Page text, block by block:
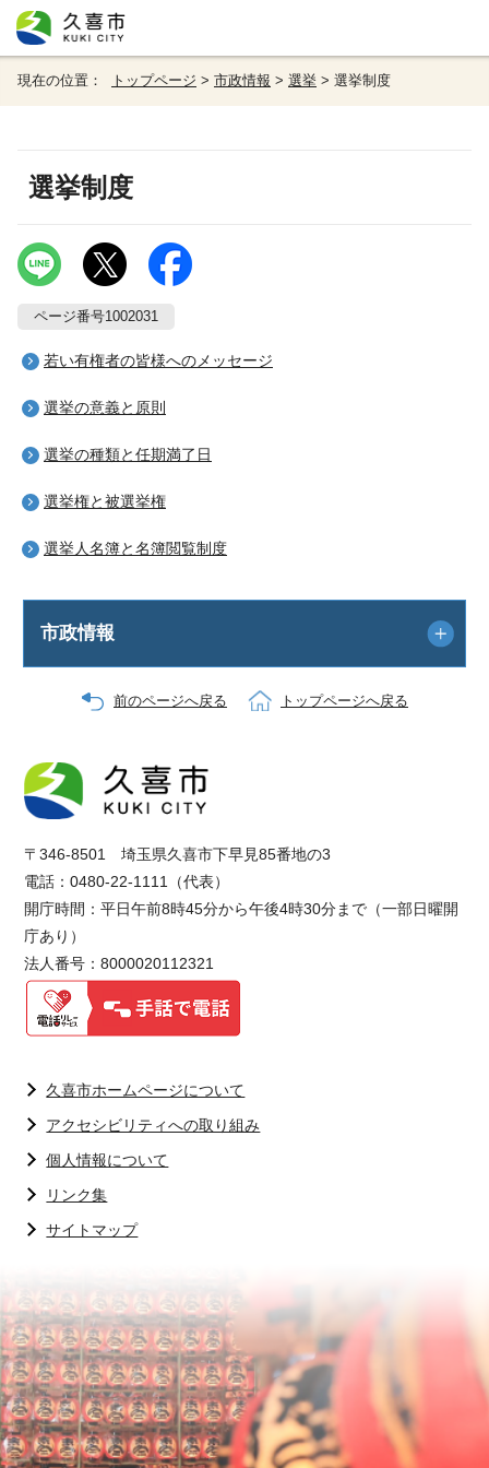
現在の位置： トップページ > 市政情報 > 選挙 > 選挙制度
選挙制度
ページ番号1002031
若い有権者の皆様へのメッセージ
選挙の意義と原則
選挙の種類と任期満了日
選挙権と被選挙権
選挙人名簿と名簿閲覧制度
市政情報
前のページへ戻る トップページへ戻る
〒346-8501 埼玉県久喜市下早見85番地の3
電話：0480-22-1111（代表）
開庁時間：平日午前8時45分から午後4時30分まで（一部日曜開
庁あり）
法人番号：8000020112321
久喜市ホームページについて
アクセシビリティへの取り組み
個人情報について
リンク集
サイトマップ